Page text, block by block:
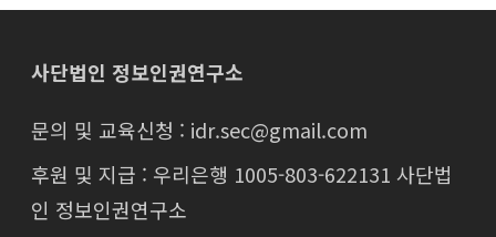
사단법인 정보인권연구소
문의 및 교육신청 : idr.sec@gmail.com
후원 및 지급 : 우리은행 1005-803-622131 사단법
인 정보인권연구소